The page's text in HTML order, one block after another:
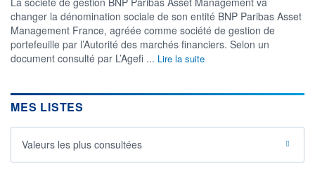
PEA PEA-PME BOURSOVIE LUX
BOURSOVIE
CTO BUSINESS
Non éligible Boursobank
ACTIF NET (EUR)
RISQUE DU FONDS (SRI)
2/7
changer la dénomination sociale de son entité BNP Paribas Asset
Management France, agréée comme société de gestion de
portefeuille par l’Autorité des marchés financiers. Selon un
document consulté par L’Agefi ... Lire la suite
MES LISTES
Valeurs les plus consultées